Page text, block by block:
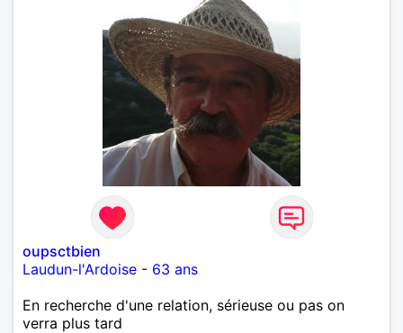
oupsctbien
Laudun-l'Ardoise - 63 ans
En recherche d'une relation, sérieuse ou pas on
verra plus tard